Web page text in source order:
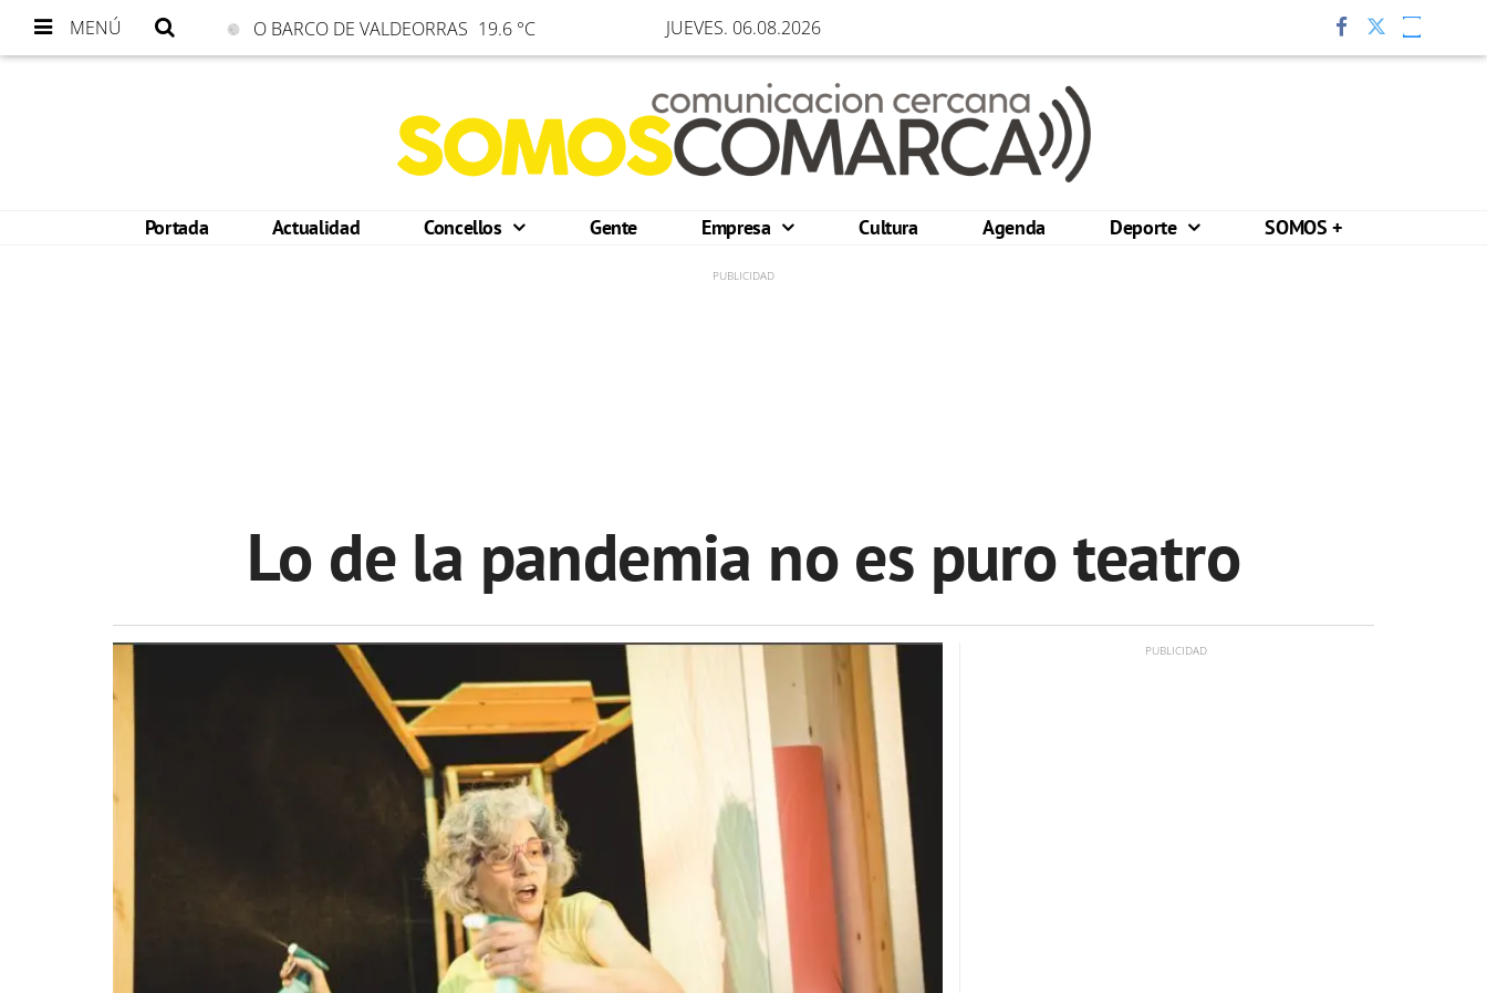
MENÚ O BARCO DE VALDEORRAS 19.6 °C JUEVES. 06.08.2026
Portada Actualidad Concellos Gente Empresa Cultura Agenda Deporte SOMOS +
Lo de la pandemia no es puro teatro